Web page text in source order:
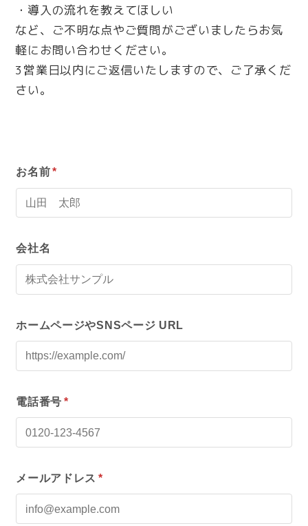
・導入の流れを教えてほしい
など、ご不明な点やご質問がございましたらお気
軽にお問い合わせください。
3営業日以内にご返信いたしますので、ご了承くだ
さい。
お名前 *
会社名
ホームページやSNSページ URL
電話番号 *
メールアドレス *